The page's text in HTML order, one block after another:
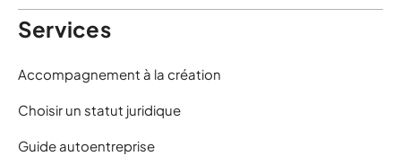
Services
Accompagnement à la création
Choisir un statut juridique
Guide autoentreprise